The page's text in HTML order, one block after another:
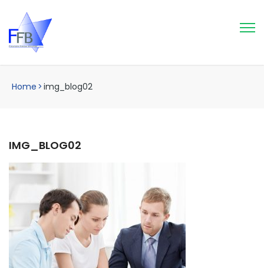
Home > img_blog02
IMG_BLOG02